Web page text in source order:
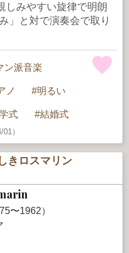
しみやすい旋律で明朗
」と対で演奏会で取り
ン派音楽
ノ 明るい
式 結婚式
）
きロスマリン
〜1962）